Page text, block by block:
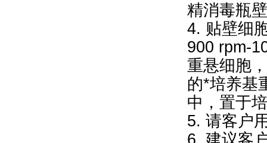
精消毒瓶
4. 贴壁细
900 rpm-
重悬细胞
的*培养基
中，置于
5. 请客户
6. 建议客